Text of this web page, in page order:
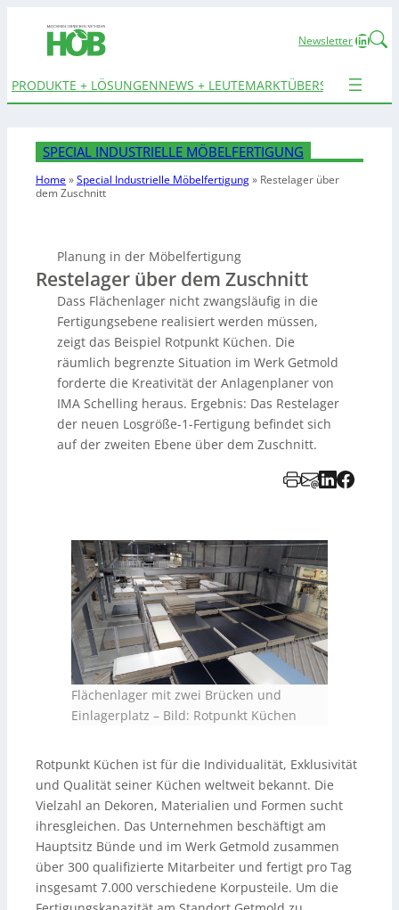
Newsletter
PRODUKTE + LÖSUNGENNEWS + LEUTEMARKTÜBERSICHTEN
SPECIAL INDUSTRIELLE MÖBELFERTIGUNG
Home»Special Industrielle Möbelfertigung» Restelager über
dem Zuschnitt
Planung in der Möbelfertigung
Restelager über dem Zuschnitt
Dass Flächenlager nicht zwangsläufig in die
Fertigungsebene realisiert werden müssen,
zeigt das Beispiel Rotpunkt Küchen. Die
räumlich begrenzte Situation im Werk Getmold
forderte die Kreativität der Anlagenplaner von
IMA Schelling heraus. Ergebnis: Das Restelager
der neuen Losgröße-1-Fertigung befindet sich
auf der zweiten Ebene über dem Zuschnitt.
Flächenlager mit zwei Brücken und
Einlagerplatz – Bild: Rotpunkt Küchen
Rotpunkt Küchen ist für die Individualität, Exklusivität
und Qualität seiner Küchen weltweit bekannt. Die
Vielzahl an Dekoren, Materialien und Formen sucht
ihresgleichen. Das Unternehmen beschäftigt am
Hauptsitz Bünde und im Werk Getmold zusammen
über 300 qualifizierte Mitarbeiter und fertigt pro Tag
insgesamt 7.000 verschiedene Korpusteile. Um die